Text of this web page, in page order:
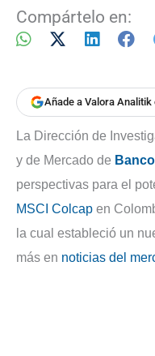
Compártelo en:
Añade a Valora
La Dirección de
y de Mercado de
perspectivas para el
MSCI Colcap en
la cual estableció un
más en noticias del